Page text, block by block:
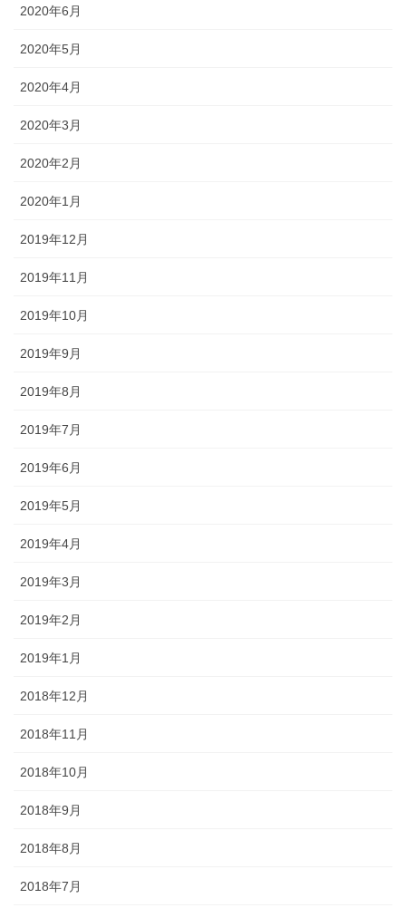
2020年6月
2020年5月
2020年4月
2020年3月
2020年2月
2020年1月
2019年12月
2019年11月
2019年10月
2019年9月
2019年8月
2019年7月
2019年6月
2019年5月
2019年4月
2019年3月
2019年2月
2019年1月
2018年12月
2018年11月
2018年10月
2018年9月
2018年8月
2018年7月